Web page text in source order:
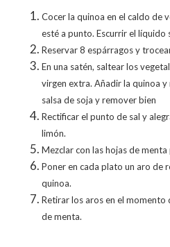
Cocer la quinoa en el caldo de
esté a punto. Escurrir el líquido
Reservar 8 espárragos y
En una satén, saltear los
virgen extra. Añadir la quinoa
salsa de soja y remover bien
Rectificar el punto de sal y
limón.
Mezclar con las hojas de menta
Poner en cada plato un aro de
quinoa.
Retirar los aros en el
de menta.